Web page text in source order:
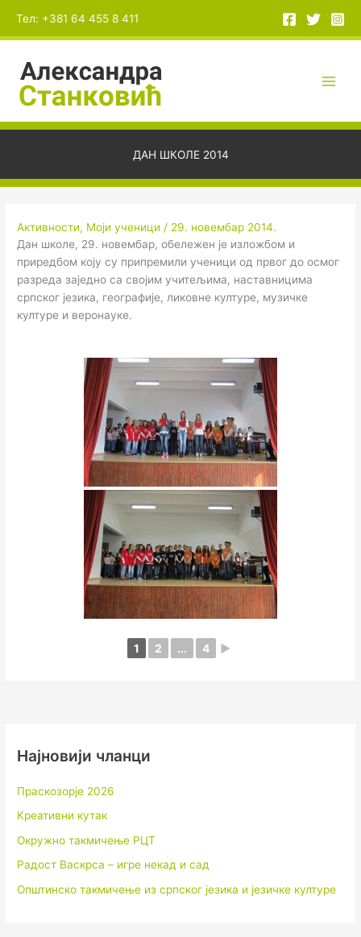
садржај
Тел: +381 64 455 8 411
ДАН ШКОЛЕ 2014
Активности, Моји ученици / 29. новембар 2014.
Дан школе, 29. новембар, обележен је изложбом и
приредбом коју су припремили ученици од првог до осмог
разреда заједно са својим учитељима, наставницима
српског језика, географије, ликовне културе, музичке
културе и веронауке.
1 2 ... 4 ►
Најновији чланци
Праскозорје 2026
Креативни кутак
Окружно такмичење РЦТ
Радост Васкрса – игре некад и сад
Општинско такмичење из српског језика и језичке културе
и
в